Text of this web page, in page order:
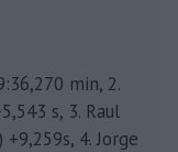
min, 2.
s, 3. Raul
4. Jorge